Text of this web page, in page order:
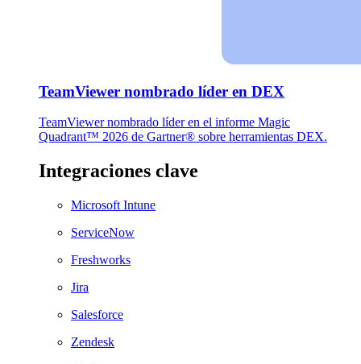
TeamViewer nombrado líder en DEX
TeamViewer nombrado líder en el informe Magic
Quadrant™ 2026 de Gartner® sobre herramientas DEX.
Integraciones clave
Microsoft Intune
ServiceNow
Freshworks
Jira
Salesforce
Zendesk